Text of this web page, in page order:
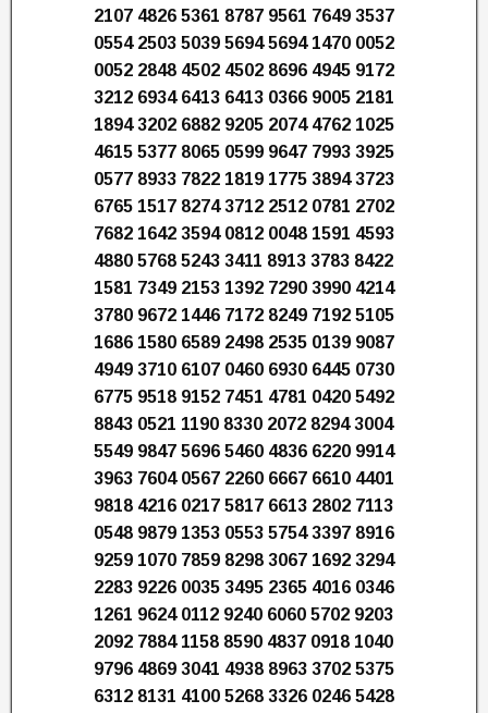
2107 4826 5361 8787 9561 7649 3537
0554 2503 5039 5694 5694 1470 0052
0052 2848 4502 4502 8696 4945 9172
3212 6934 6413 6413 0366 9005 2181
1894 3202 6882 9205 2074 4762 1025
4615 5377 8065 0599 9647 7993 3925
0577 8933 7822 1819 1775 3894 3723
6765 1517 8274 3712 2512 0781 2702
7682 1642 3594 0812 0048 1591 4593
4880 5768 5243 3411 8913 3783 8422
1581 7349 2153 1392 7290 3990 4214
3780 9672 1446 7172 8249 7192 5105
1686 1580 6589 2498 2535 0139 9087
4949 3710 6107 0460 6930 6445 0730
6775 9518 9152 7451 4781 0420 5492
8843 0521 1190 8330 2072 8294 3004
5549 9847 5696 5460 4836 6220 9914
3963 7604 0567 2260 6667 6610 4401
9818 4216 0217 5817 6613 2802 7113
0548 9879 1353 0553 5754 3397 8916
9259 1070 7859 8298 3067 1692 3294
2283 9226 0035 3495 2365 4016 0346
1261 9624 0112 9240 6060 5702 9203
2092 7884 1158 8590 4837 0918 1040
9796 4869 3041 4938 8963 3702 5375
6312 8131 4100 5268 3326 0246 5428